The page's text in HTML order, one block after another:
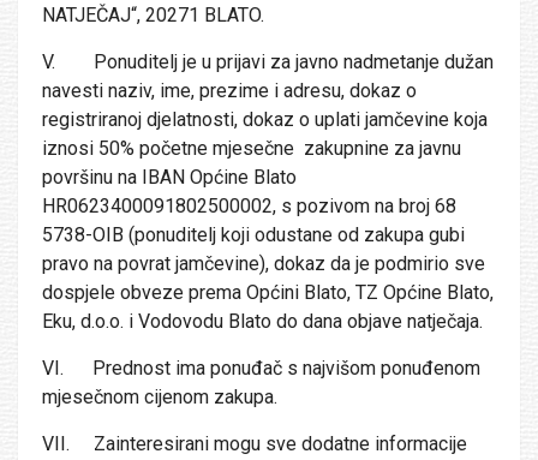
NATJEČAJ“, 20271 BLATO.
V. Ponuditelj je u prijavi za javno nadmetanje dužan
navesti naziv, ime, prezime i adresu, dokaz o
registriranoj djelatnosti, dokaz o uplati jamčevine koja
iznosi 50% početne mjesečne zakupnine za javnu
površinu na IBAN Općine Blato
HR0623400091802500002, s pozivom na broj 68
5738-OIB (ponuditelj koji odustane od zakupa gubi
pravo na povrat jamčevine), dokaz da je podmirio sve
dospjele obveze prema Općini Blato, TZ Općine Blato,
Eku, d.o.o. i Vodovodu Blato do dana objave natječaja.
VI. Prednost ima ponuđač s najvišom ponuđenom
mjesečnom cijenom zakupa.
VII. Zainteresirani mogu sve dodatne informacije